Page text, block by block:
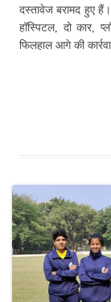
दस्तावेज बरामद हुए
हॉस्पिटल, दो कार,
फिलहाल आगे की